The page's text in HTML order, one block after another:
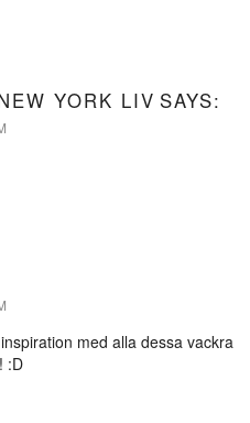
YORK LIV SAYS:
med alla dessa vackra
:D